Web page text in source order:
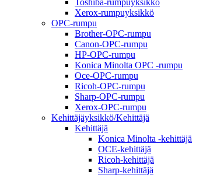
Toshiba-rumpuyksikkö
Xerox-rumpuyksikkö
OPC-rumpu
Brother-OPC-rumpu
Canon-OPC-rumpu
HP-OPC-rumpu
Konica Minolta OPC -rumpu
Oce-OPC-rumpu
Ricoh-OPC-rumpu
Sharp-OPC-rumpu
Xerox-OPC-rumpu
Kehittäjäyksikkö/Kehittäjä
Kehittäjä
Konica Minolta -kehittäjä
OCE-kehittäjä
Ricoh-kehittäjä
Sharp-kehittäjä